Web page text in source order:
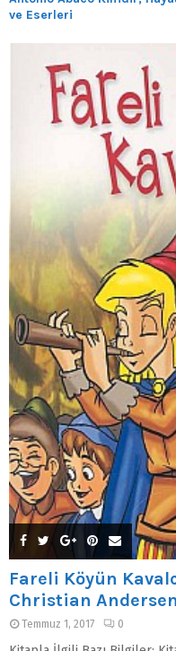
ve Eserleri
Fareli Köyün
Christian
Temmuz 1, 2017 0